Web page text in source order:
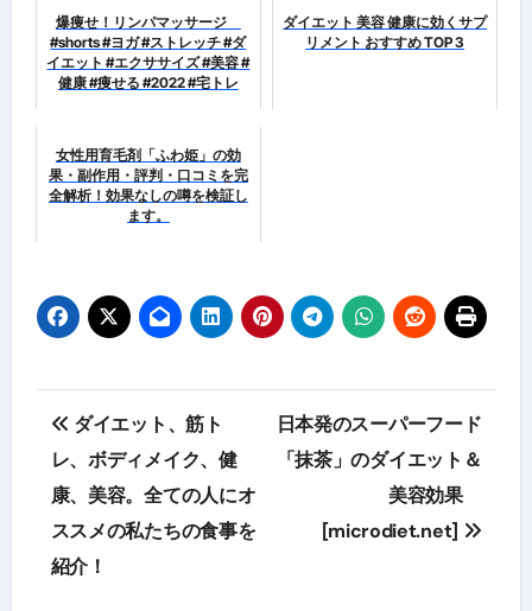
爆痩せ！リンパマッサージ
#shorts #ヨガ #ストレッチ #ダ
イエット #エクササイズ #美容 #
健康 #痩せる #2022 #宅トレ
ダイエット 美容 健康に効くサプ
リメント おすすめ TOP 3
女性用育毛剤「ふわ姫」の効
果・副作用・評判・口コミを完
全解析！効果なしの噂を検証し
ます。
投
稿
ナ
ビ
ダイエット、筋ト
レ、ボディメイク、健
康、美容。全ての人にオ
ススメの私たちの食事を
紹介！
日本発のスーパーフード
「抹茶」のダイエット＆
美容効果
[microdiet.net]